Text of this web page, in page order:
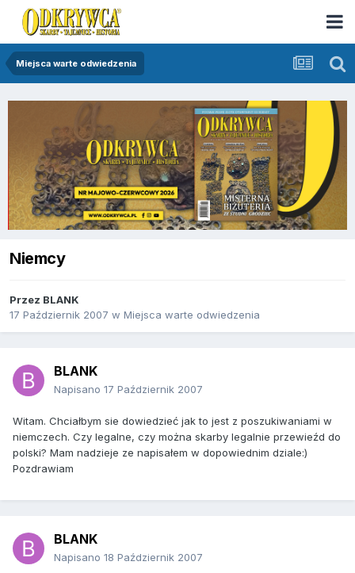
Miejsca warte odwiedzenia
Niemcy
Przez BLANK
17 Październik 2007 w Miejsca warte odwiedzenia
BLANK
Napisano 17 Październik 2007
Witam. Chciałbym sie dowiedzieć jak to jest z poszukiwaniami w
niemczech. Czy legalne, czy można skarby legalnie przewieźd do
polski? Mam nadzieje ze napisałem w dopowiednim dziale:)
Pozdrawiam
BLANK
Napisano 18 Październik 2007